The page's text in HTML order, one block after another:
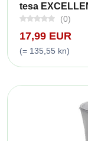
tesa
(0)
17,99 EUR
(= 135,55 kn)